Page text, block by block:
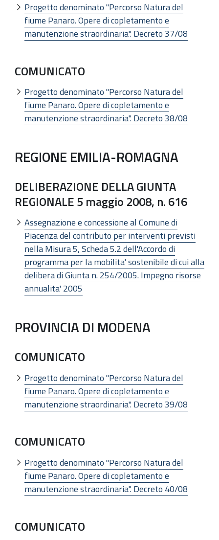
Progetto denominato "Percorso Natura del
fiume Panaro. Opere di copletamento e
manutenzione straordinaria". Decreto 37/08
COMUNICATO
Progetto denominato "Percorso Natura del
fiume Panaro. Opere di copletamento e
manutenzione straordinaria". Decreto 38/08
REGIONE EMILIA-ROMAGNA
DELIBERAZIONE DELLA GIUNTA
REGIONALE 5 maggio 2008, n. 616
Assegnazione e concessione al Comune di
Piacenza del contributo per interventi previsti
nella Misura 5, Scheda 5.2 dell'Accordo di
programma per la mobilita' sostenibile di cui alla
delibera di Giunta n. 254/2005. Impegno risorse
annualita' 2005
PROVINCIA DI MODENA
COMUNICATO
Progetto denominato "Percorso Natura del
fiume Panaro. Opere di copletamento e
manutenzione straordinaria". Decreto 39/08
COMUNICATO
Progetto denominato "Percorso Natura del
fiume Panaro. Opere di copletamento e
manutenzione straordinaria". Decreto 40/08
COMUNICATO